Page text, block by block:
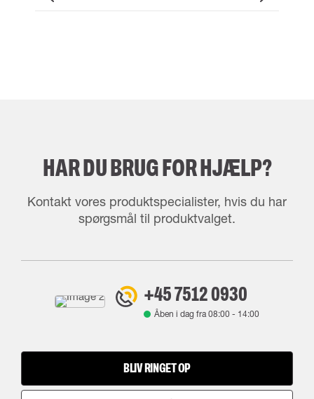
HAR DU BRUG FOR HJÆLP?
Kontakt vores produktspecialister, hvis du har
spørgsmål til produktvalget.
+45 7512 0930
Åben i dag fra08:00- 14:00
BLIV RINGET OP